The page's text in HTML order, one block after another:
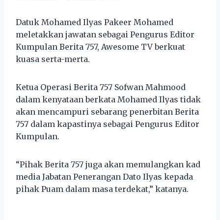
Datuk Mohamed Ilyas Pakeer Mohamed
meletakkan jawatan sebagai Pengurus Editor
Kumpulan Berita 757, Awesome TV berkuat
kuasa serta-merta.
Ketua Operasi Berita 757 Sofwan Mahmood
dalam kenyataan berkata Mohamed Ilyas tidak
akan mencampuri sebarang penerbitan Berita
757 dalam kapastinya sebagai Pengurus Editor
Kumpulan.
“Pihak Berita 757 juga akan memulangkan kad
media Jabatan Penerangan Dato Ilyas kepada
pihak Puam dalam masa terdekat,” katanya.